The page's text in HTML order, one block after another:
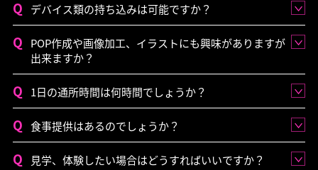
デバイス類の持ち込みは可能ですか？
POP作成や画像加工、イラストにも興味がありますが
出来ますか？
1日の通所時間は何時間でしょうか？
食事提供はあるのでしょうか？
見学、体験したい場合はどうすればいいですか？